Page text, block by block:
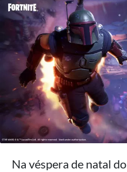
Na véspera de natal